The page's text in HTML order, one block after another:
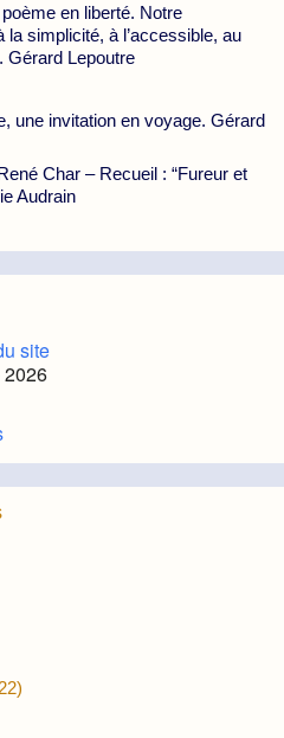
en liberté. Notre
simplicité, à l’accessible, au
Gérard Lepoutre
une invitation en voyage. Gérard
Char – Recueil : “Fureur et
Audrain
site
2026